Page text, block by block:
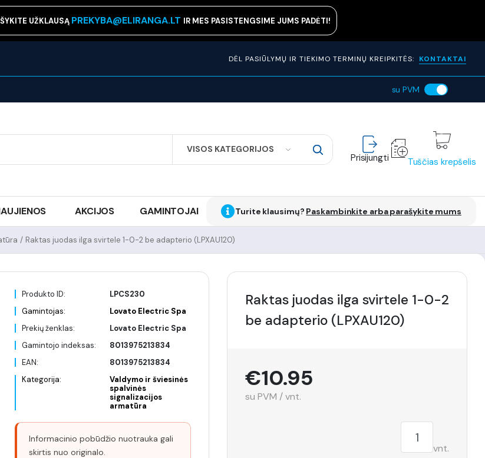
UŽKLAUSĄ PREKYBA@ELIRANGA.LT IR MES PASISTENGSIME JUMS PADĖTI!
DĖL PASIŪLYMŲ IR TIEKIMO TERMINŲ KREIPKITĖS: KONTAKTAI
su PVM
VISOS KATEGORIJOS
SEARCH Prisijungti Tuščias krepšelis
AKCIJOS GAMINTOJAI Turite klausimų? Paskambinkite arba parašykite mums
Raktas juodas ilga svirtele 1-0-2 be adapterio (LPXAU120)
/
Produkto ID:
LPCS230
Gamintojas:
Lovato Electric Spa
Prekių ženklas:
Lovato Electric Spa
Gamintojo indeksas:
8013975213834
EAN:
8013975213834
Kategorija:
Valdymo ir šviesinės
spalvinės
signalizacijos
armatūra
Informacinio pobūdžio nuotrauka gali
skirtis nuo originalo.
Raktas juodas ilga svirtele 1-0-2
be adapterio (LPXAU120)
€10.95
su PVM / vnt.
vnt.